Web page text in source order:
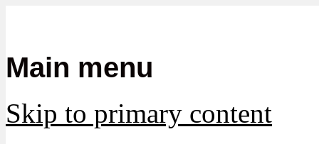
Main menu
Skip to primary content